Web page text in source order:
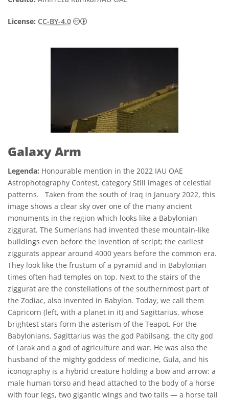
License: CC-BY-4.0 Creative Commons Attribution 4.0
Galaxy Arm
Legenda: Honourable mention in the 2022 IAU OAE
Astrophotography Contest, category Still images of celestial
patterns. Taken from the south of Iraq in January 2022, this
image shows a clear sky over one of the many ancient
monuments in the region which looks like a Babylonian
ziggurat. The Sumerians had invented these mountain-like
buildings even before the invention of script; the earliest
ziggurats appear around 4000 years before the common era.
They look like the frustum of a pyramid and in Babylonian
times often had temples on top. Next to the stairs of the
ziggurat are the constellations of the southernmost part of
the Zodiac, also invented in Babylon. Today, we call them
Capricorn (left, with a planet in it) and Sagittarius, whose
brightest stars form the asterism of the Teapot. For the
Babylonians, Sagittarius was the god Pabilsang, the city god
of Larak and a god of agriculture and war. He was also the
husband of the mighty goddess of medicine, Gula, and his
iconography is a hybrid creature holding a bow and arrow: a
male human torso and head attached to the body of a horse
with four legs, two gigantic wings and two tails — a horse tail